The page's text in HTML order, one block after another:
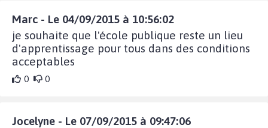
Marc - Le 04/09/2015 à 10:56:02
je souhaite que l'école publique reste un lieu
d'apprentissage pour tous dans des conditions
acceptables
0 0
Jocelyne - Le 07/09/2015 à 09:47:06